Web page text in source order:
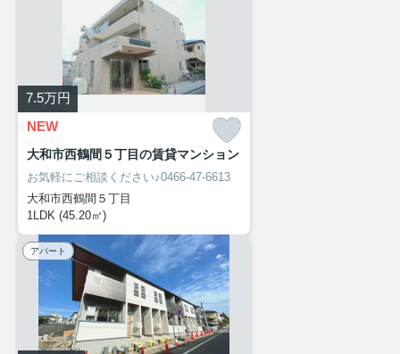
7.5万円
NEW
大和市西鶴間５丁目の賃貸マンション
お気軽にご相談ください♪0466-47-6613
大和市西鶴間５丁目
1LDK (45.20㎡)
アパート